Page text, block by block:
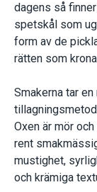
dagens så
spetskål som
form av de
rätten som
Smakerna tar
Oxen är mör
rent
mustighet,
och krämiga